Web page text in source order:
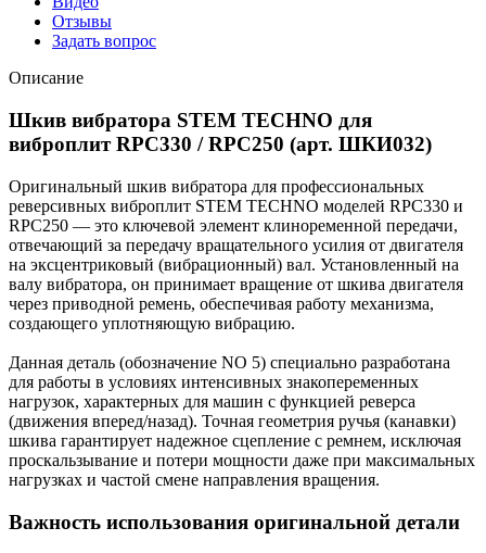
Отзывы
Задать вопрос
Описание
Шкив вибратора STEM TECHNO для
виброплит RPC330 / RPC250 (арт. ШКИ032)
Оригинальный шкив вибратора для профессиональных
реверсивных виброплит STEM TECHNO моделей RPC330 и
RPC250 — это ключевой элемент клиноременной передачи,
отвечающий за передачу вращательного усилия от двигателя
на эксцентриковый (вибрационный) вал. Установленный на
валу вибратора, он принимает вращение от шкива двигателя
через приводной ремень, обеспечивая работу механизма,
создающего уплотняющую вибрацию.
Данная деталь (обозначение NO 5) специально разработана
для работы в условиях интенсивных знакопеременных
нагрузок, характерных для машин с функцией реверса
(движения вперед/назад). Точная геометрия ручья (канавки)
шкива гарантирует надежное сцепление с ремнем, исключая
проскальзывание и потери мощности даже при максимальных
нагрузках и частой смене направления вращения.
Важность использования оригинальной детали